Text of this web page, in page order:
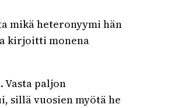
mikä heteronyymi hän
kirjoitti monena
paljon
sillä vuosien myötä he